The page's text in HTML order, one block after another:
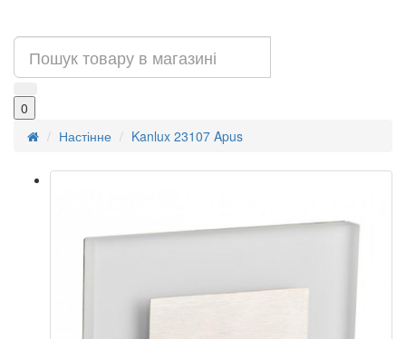
0
Настінне
Kanlux 23107 Apus